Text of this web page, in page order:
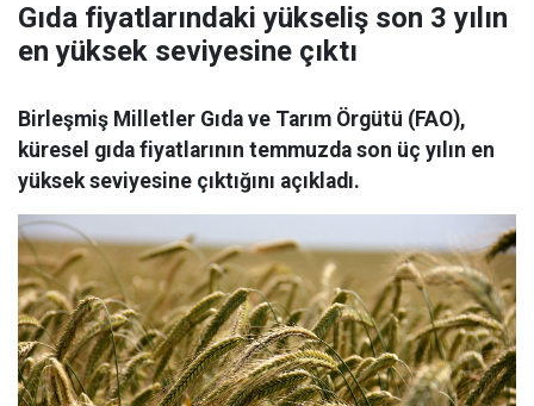
Gıda fiyatlarındaki yükseliş son 3 yılın
en yüksek seviyesine çıktı
Birleşmiş Milletler Gıda ve Tarım Örgütü (FAO),
küresel gıda fiyatlarının temmuzda son üç yılın en
yüksek seviyesine çıktığını açıkladı.